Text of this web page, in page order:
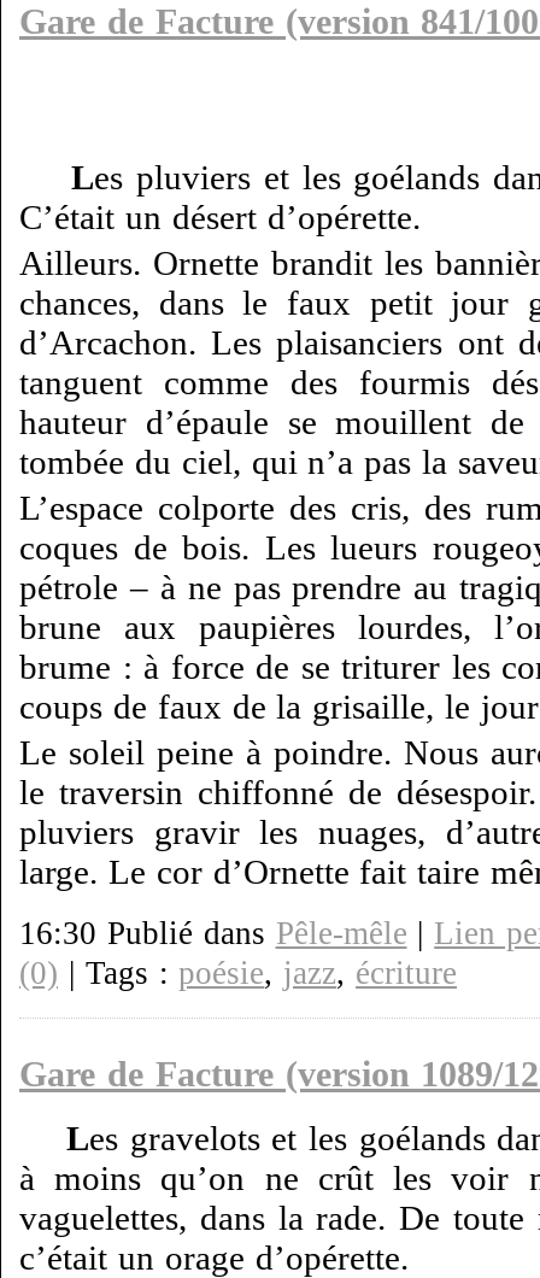
Gare de Facture (version 841/
Les pluviers et les goélands
C’était un désert d’opérette.
Ailleurs. Ornette brandit les
chances, dans le faux petit jour
d’Arcachon. Les plaisanciers ont
tanguent comme des fourmis
hauteur d’épaule se mouillent
tombée du ciel, qui n’a pas la
L’espace colporte des cris, des
coques de bois. Les lueurs
pétrole – à ne pas prendre au
brune aux paupières lourdes,
brume : à force de se triturer les
coups de faux de la grisaille, le
Le soleil peine à poindre. Nous
le traversin chiffonné de
pluviers gravir les nuages,
large. Le cor d’Ornette fait taire
16:30 Publié dans Pêle-mêle | Lien
(0) | Tags :poésie, jazz, écriture
Gare de Facture (version 1089/
Les gravelots et les goélands
à moins qu’on ne crût les voir
vaguelettes, dans la rade. De
c’était un orage d’opérette.